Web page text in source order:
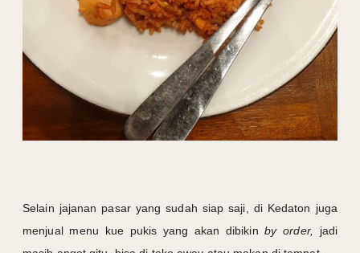
Selain jajanan pasar yang sudah siap saji, di Kedaton juga
menjual menu kue pukis yang akan dibikinby order, jadi